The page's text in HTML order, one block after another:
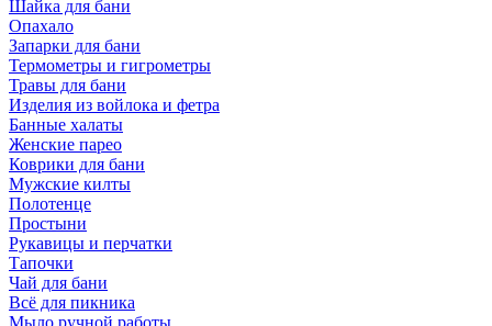
Шайка для бани
Опахало
Запарки для бани
Термометры и гигрометры
Травы для бани
Изделия из войлока и фетра
Банные халаты
Женские парео
Коврики для бани
Мужские килты
Полотенце
Простыни
Рукавицы и перчатки
Тапочки
Чай для бани
Всё для пикника
Мыло ручной работы